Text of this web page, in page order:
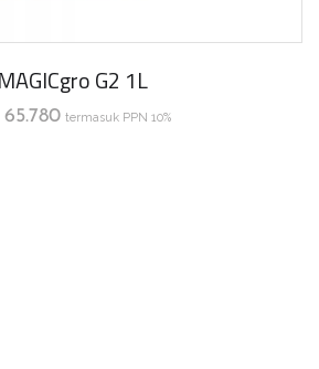
MAGICgro G2 1L
65.780 termasuk PPN 10%